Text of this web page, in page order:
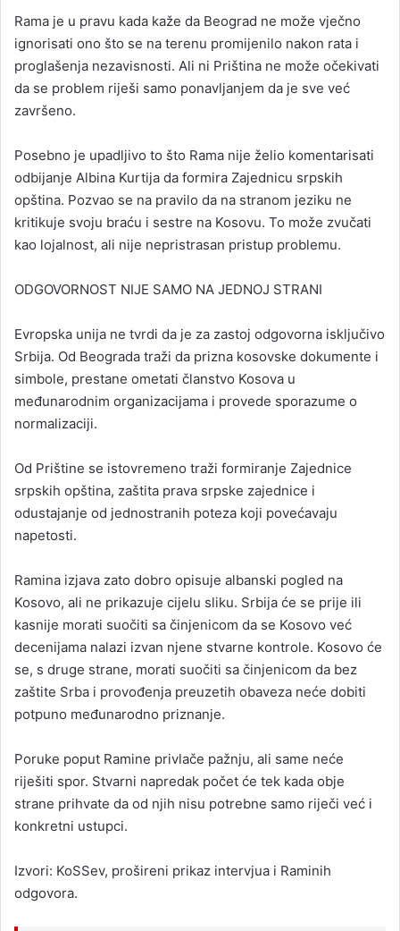
Rama je u pravu kada kaže da Beograd ne može vječno
ignorisati ono što se na terenu promijenilo nakon rata i
proglašenja nezavisnosti. Ali ni Priština ne može očekivati
da se problem riješi samo ponavljanjem da je sve već
završeno.
Posebno je upadljivo to što Rama nije želio komentarisati
odbijanje Albina Kurtija da formira Zajednicu srpskih
opština. Pozvao se na pravilo da na stranom jeziku ne
kritikuje svoju braću i sestre na Kosovu. To može zvučati
kao lojalnost, ali nije nepristrasan pristup problemu.
ODGOVORNOST NIJE SAMO NA JEDNOJ STRANI
Evropska unija ne tvrdi da je za zastoj odgovorna isključivo
Srbija. Od Beograda traži da prizna kosovske dokumente i
simbole, prestane ometati članstvo Kosova u
međunarodnim organizacijama i provede sporazume o
normalizaciji.
Od Prištine se istovremeno traži formiranje Zajednice
srpskih opština, zaštita prava srpske zajednice i
odustajanje od jednostranih poteza koji povećavaju
napetosti.
Ramina izjava zato dobro opisuje albanski pogled na
Kosovo, ali ne prikazuje cijelu sliku. Srbija će se prije ili
kasnije morati suočiti sa činjenicom da se Kosovo već
decenijama nalazi izvan njene stvarne kontrole. Kosovo će
se, s druge strane, morati suočiti sa činjenicom da bez
zaštite Srba i provođenja preuzetih obaveza neće dobiti
potpuno međunarodno priznanje.
Poruke poput Ramine privlače pažnju, ali same neće
riješiti spor. Stvarni napredak počet će tek kada obje
strane prihvate da od njih nisu potrebne samo riječi već i
konkretni ustupci.
Izvori: KoSSev, prošireni prikaz intervjua i Raminih
odgovora.